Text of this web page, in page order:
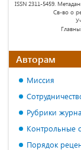
ISSN 2311-5459.
Св-во о
Авторам
Миссия
Рубрики
Контрольные
Порядок